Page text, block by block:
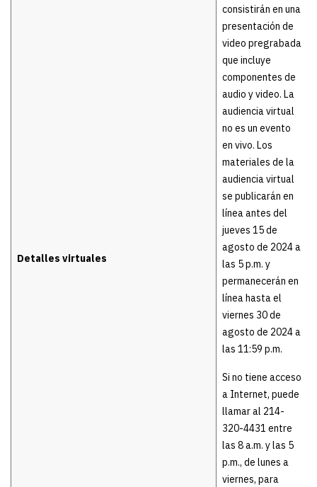
Detalles virtuales
consistirán en una
presentación de
video pregrabada
que incluye
componentes de
audio y video. La
audiencia virtual
no es un evento
en vivo. Los
materiales de la
audiencia virtual
se publicarán en
línea antes del
jueves 15 de
agosto de 2024 a
las 5 p.m. y
permanecerán en
línea hasta el
viernes 30 de
agosto de 2024 a
las 11:59 p.m.
Si no tiene acceso
a Internet, puede
llamar al 214-
320-4431 entre
las 8 a.m. y las 5
p.m., de lunes a
viernes, para